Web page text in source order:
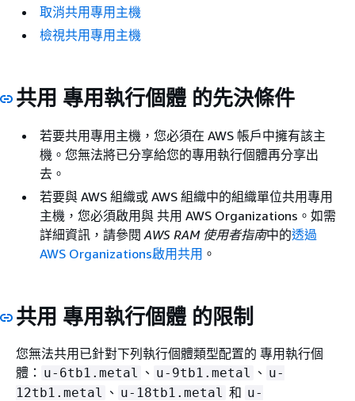
取消共用專用主機
檢視共用專用主機
共用 專用執行個體 的先決條件
若要共用專用主機，您必須在 AWS 帳戶中擁有該主
機。您無法將已分享給您的專用執行個體再分享出
去。
若要與 AWS 組織或 AWS 組織中的組織單位共用專用
主機，您必須啟用與 共用 AWS Organizations。如需
詳細資訊，請參閱 AWS RAM 使用者指南中的透過
AWS Organizations啟用共用 。
共用 專用執行個體 的限制
您無法共用已針對下列執行個體類型配置的 專用執行個
體： u-6tb1.metal 、 u-9tb1.metal 、 u-
12tb1.metal 、 u-18tb1.metal 和 u-